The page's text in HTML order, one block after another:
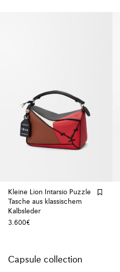
Kleine Lion Intarsio Puzzle
Tasche aus klassischem
Kalbsleder
3.600€
Capsule collection